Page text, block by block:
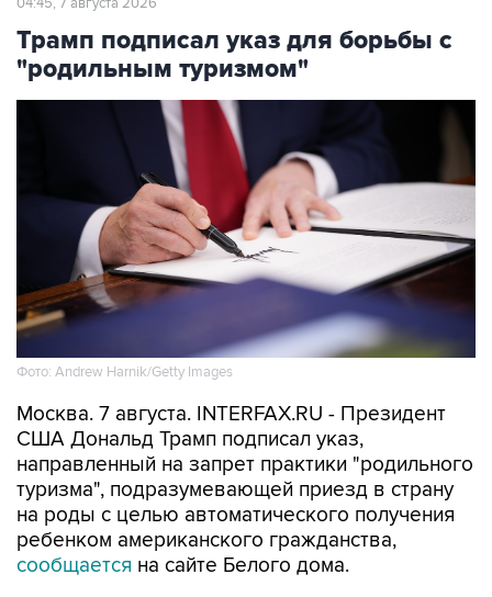
Трамп подписал указ для борьбы с
"родильным туризмом"
Фото: Andrew Harnik/Getty Images
Москва. 7 августа. INTERFAX.RU - Президент
США Дональд Трамп подписал указ,
направленный на запрет практики "родильного
туризма", подразумевающей приезд в страну
на роды с целью автоматического получения
ребенком американского гражданства,
сообщается на сайте Белого дома.